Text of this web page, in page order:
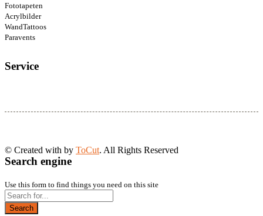
Fototapeten
Acrylbilder
WandTattoos
Paravents
Service
© Created with by ToCut. All Rights Reserved
Search engine
Use this form to find things you need on this site
Search